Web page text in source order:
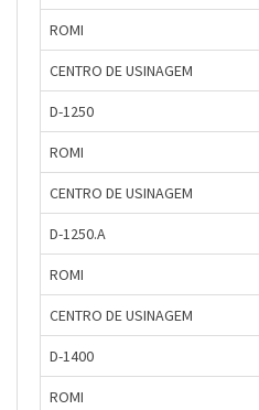
ROMI
CENTRO DE USINAGEM
D-1250
ROMI
CENTRO DE USINAGEM
D-1250.A
ROMI
CENTRO DE USINAGEM
D-1400
ROMI